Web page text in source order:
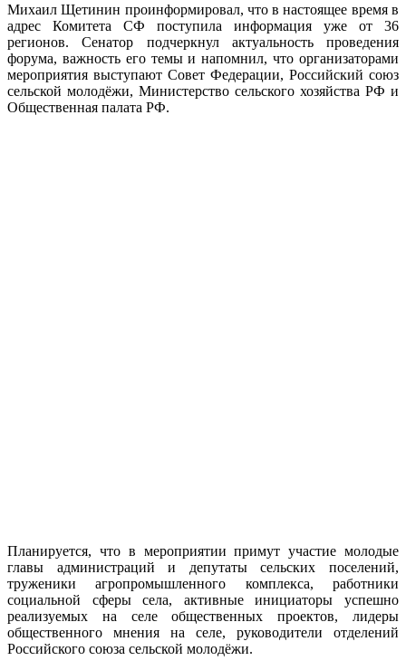
Михаил Щетинин проинформировал, что в настоящее время в
адрес Комитета СФ поступила информация уже от 36
регионов. Сенатор подчеркнул актуальность проведения
форума, важность его темы и напомнил, что организаторами
мероприятия выступают Совет Федерации, Российский союз
сельской молодёжи, Министерство сельского хозяйства РФ и
Общественная палата РФ.
Планируется, что в мероприятии примут участие молодые
главы администраций и депутаты сельских поселений,
труженики агропромышленного комплекса, работники
социальной сферы села, активные инициаторы успешно
реализуемых на селе общественных проектов, лидеры
общественного мнения на селе, руководители отделений
Российского союза сельской молодёжи.